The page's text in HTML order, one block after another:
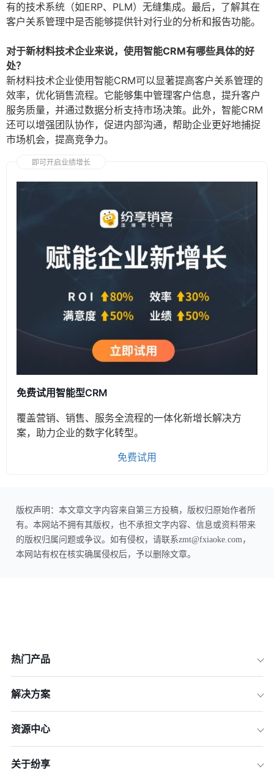
有的技术系统（如ERP、PLM）无缝集成。最后，了解其在
客户关系管理中是否能够提供针对行业的分析和报告功能。
对于新材料技术企业来说，使用智能CRM有哪些具体的好
处？
新材料技术企业使用智能CRM可以显著提高客户关系管理的
效率，优化销售流程。它能够集中管理客户信息，提升客户
服务质量，并通过数据分析支持市场决策。此外，智能CRM
还可以增强团队协作，促进内部沟通，帮助企业更好地捕捉
市场机会，提高竞争力。
即可开启业绩增长
免费试用智能型CRM
覆盖营销、销售、服务全流程的一体化新增长解决方
案，助力企业的数字化转型。
免费试用
版权声明：本文章文字内容来自第三方投稿，版权归原始作者所
有。本网站不拥有其版权，也不承担文字内容、信息或资料带来
的版权归属问题或争议。如有侵权，请联系zmt@fxiaoke.com，
本网站有权在核实确属侵权后，予以删除文章。
热门产品
解决方案
资源中心
关于纷享